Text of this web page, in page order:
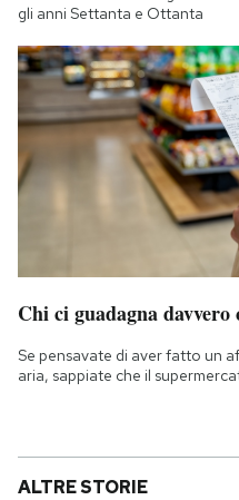
gli anni Settanta e Ottanta
Chi ci guadagna
Se pensavate di aver fatto un
aria, sappiate che il
ALTRE STORIE